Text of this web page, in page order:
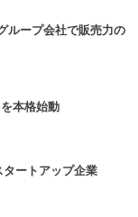
ループ会社で販売力の
本格始動
タートアップ企業